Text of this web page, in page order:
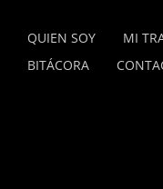
QUIEN SOY MI
BITÁCORA